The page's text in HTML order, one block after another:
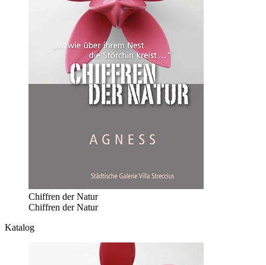
Chiffren der Natur
Chiffren der Natur
Katalog